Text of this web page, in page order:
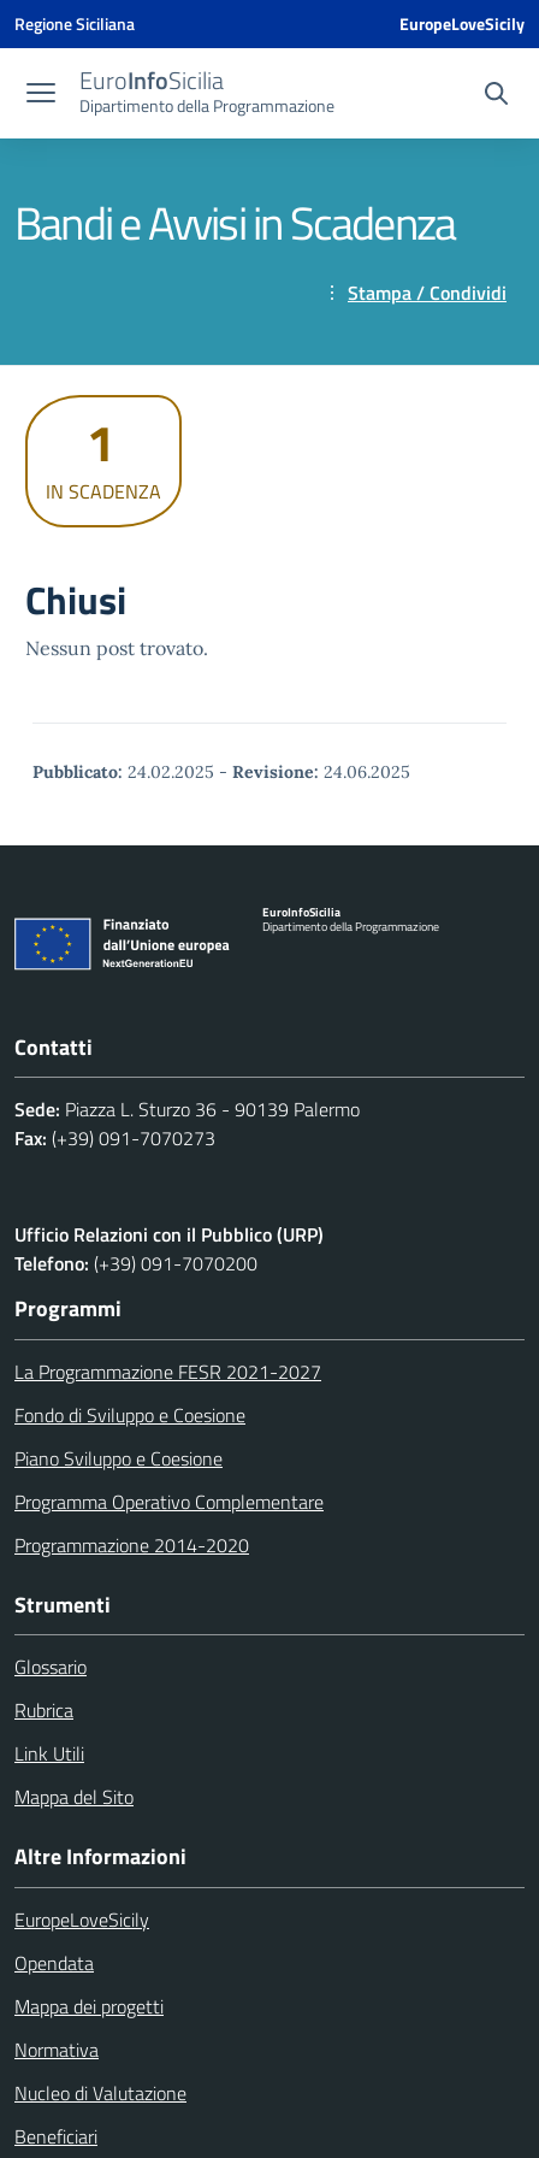
Vai ai contenuti
Vai al menu di navigazione
Vai al footer
Vai al banner delle Cookie Policy
Regione Siciliana EuropeLoveSicily
EuroInfoSicilia
Dipartimento della Programmazione
Bandi e Avvisi in Scadenza
Stampa / Condividi
1
IN SCADENZA
Chiusi
Nessun post trovato.
Pubblicato: 24.02.2025 - Revisione: 24.06.2025
EuroInfoSicilia
Dipartimento della Programmazione
Contatti
Sede: Piazza L. Sturzo 36 - 90139 Palermo
Fax: (+39) 091-7070273
Ufficio Relazioni con il Pubblico (URP)
Telefono: (+39) 091-7070200
Programmi
La Programmazione FESR 2021-2027
Fondo di Sviluppo e Coesione
Piano Sviluppo e Coesione
Programma Operativo Complementare
Programmazione 2014-2020
Strumenti
Glossario
Rubrica
Link Utili
Mappa del Sito
Altre Informazioni
EuropeLoveSicily
Opendata
Mappa dei progetti
Normativa
Nucleo di Valutazione
Beneficiari